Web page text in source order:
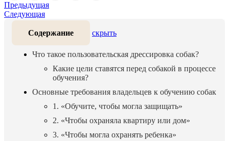
Предыдущая
Следующая
Содержание скрыть
Что такое пользовательская дрессировка собак?
Какие цели ставятся перед собакой в процессе
обучения?
Основные требования владельцев к обучению собак
1. «Обучите, чтобы могла защищать»
2. «Чтобы охраняла квартиру или дом»
3. «Чтобы могла охранять ребенка»